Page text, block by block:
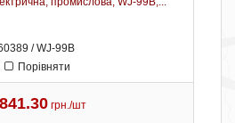
/ WJ-99B
Порівняти
грн./шт